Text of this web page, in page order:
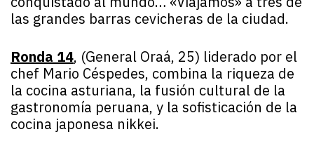
las grandes barras cevicheras de la ciudad.
Ronda 14, (General Oraá, 25) liderado por el
chef Mario Céspedes, combina la riqueza de
la cocina asturiana, la fusión cultural de la
gastronomía peruana, y la sofisticación de la
cocina japonesa nikkei.